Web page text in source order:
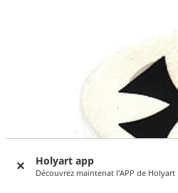
Holyart app
Découvrez maintenat l'APP de Holyart